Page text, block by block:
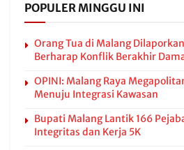
POPULER MINGGU INI
Orang Tua di Malang
Berharap Konflik Berakhir
OPINI: Malang Raya
Menuju Integrasi Kawasan
Bupati Malang Lantik 166
Integritas dan Kerja 5K